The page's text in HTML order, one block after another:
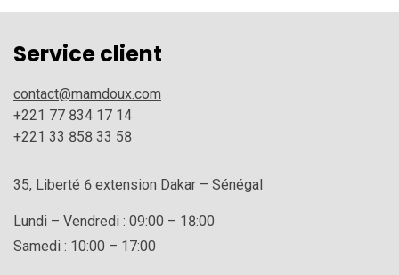
Service client
contact@mamdoux.com
+221 77 834 17 14
+221 33 858 33 58
35, Liberté 6 extension Dakar – Sénégal
Lundi – Vendredi : 09:00 – 18:00
Samedi : 10:00 – 17:00